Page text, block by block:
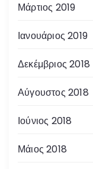
Μάρτιος 2019
Ιανουάριος 2019
Δεκέμβριος 2018
Αύγουστος 2018
Ιούνιος 2018
Μάιος 2018